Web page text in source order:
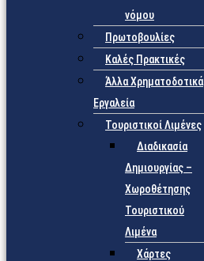
νόμου
Πρωτοβουλίες
Καλές Πρακτικές
Άλλα Χρηματοδοτικά
Εργαλεία
Τουριστικοί Λιμένες
Διαδικασία
Δημιουργίας –
Χωροθέτησης
Τουριστικού
Λιμένα
Χάρτες